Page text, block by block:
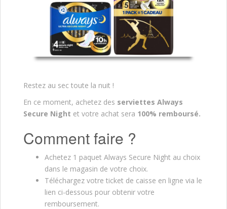
Restez au sec toute la nuit !
En ce moment, achetez des serviettes Always
Secure Night et votre achat sera 100% remboursé.
Comment faire ?
Achetez 1 paquet Always Secure Night au choix
dans le magasin de votre choix.
Téléchargez votre ticket de caisse en ligne via le
lien ci-dessous pour obtenir votre
remboursement.